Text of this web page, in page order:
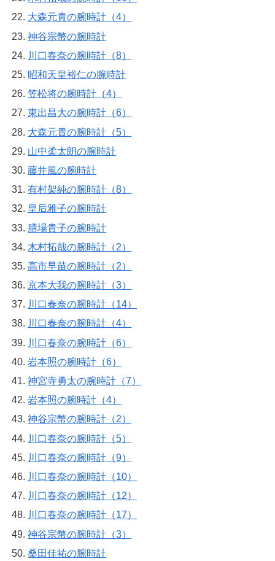
大森元貴の腕時計（4）
神谷宗幣の腕時計
川口春奈の腕時計（8）
昭和天皇裕仁の腕時計
笠松将の腕時計（4）
東出昌大の腕時計（6）
大森元貴の腕時計（5）
山中柔太朗の腕時計
藤井風の腕時計
有村架純の腕時計（8）
皇后雅子の腕時計
膳場貴子の腕時計
木村拓哉の腕時計（2）
高市早苗の腕時計（2）
京本大我の腕時計（3）
川口春奈の腕時計（14）
川口春奈の腕時計（4）
川口春奈の腕時計（6）
岩本照の腕時計（6）
神宮寺勇太の腕時計（7）
岩本照の腕時計（4）
神谷宗幣の腕時計（2）
川口春奈の腕時計（5）
川口春奈の腕時計（9）
川口春奈の腕時計（10）
川口春奈の腕時計（12）
川口春奈の腕時計（17）
神谷宗幣の腕時計（3）
桑田佳祐の腕時計